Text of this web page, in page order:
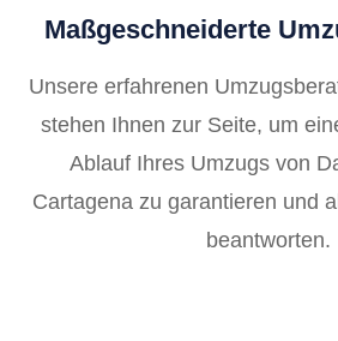
Maßgeschneiderte
Unsere erfahrenen
stehen Ihnen zur Seite, um
Ablauf Ihres Umzugs von
Cartagena zu garantieren und
beantworten.